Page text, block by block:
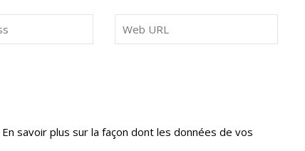
En savoir plus sur la façon dont les données de vos